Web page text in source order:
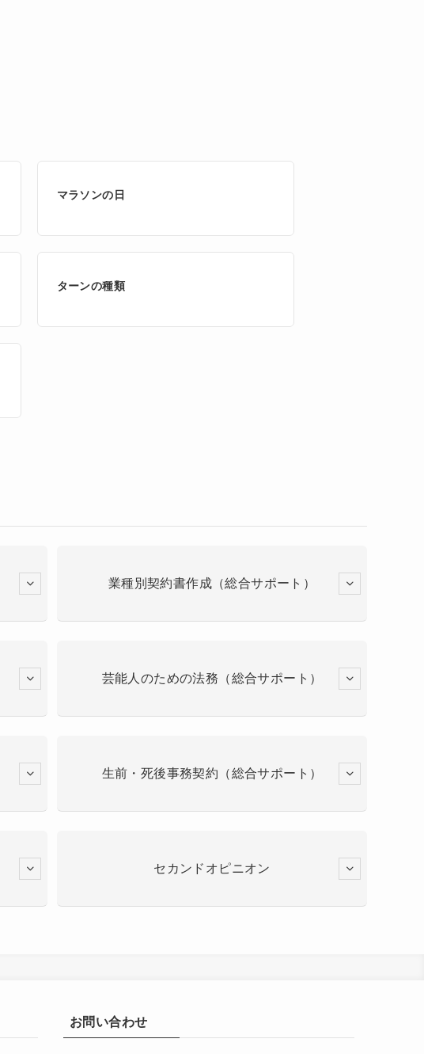
マラソンの日
ターンの種類
業種別契約書作成（総合サポート）
芸能人のための法務（総合サポート）
生前・死後事務契約（総合サポート）
セカンドオピニオン
お問い合わせ